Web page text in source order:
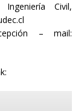
Civil,
– mail: